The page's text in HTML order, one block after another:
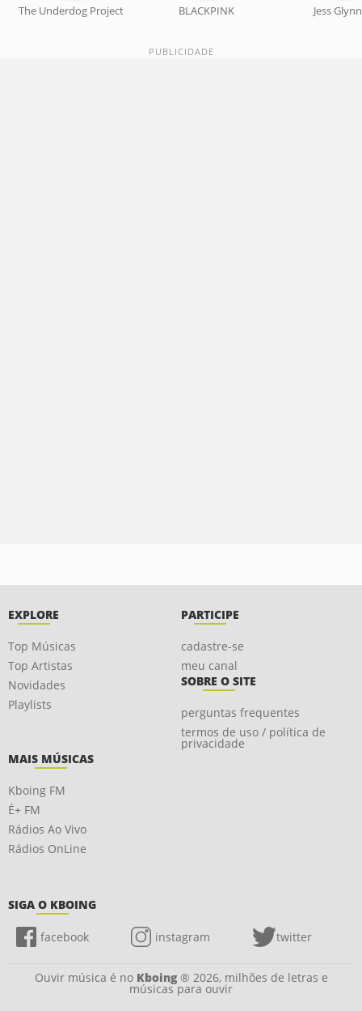
The Underdog Project BLACKPINK Jess
EXPLORE
Top Músicas
Top Artistas
Novidades
Playlists
PARTICIPE
cadastre-se
meu canal
SOBRE O SITE
perguntas frequentes
termos de uso / política de
privacidade
MAIS MÚSICAS
Kboing FM
É+ FM
Rádios Ao Vivo
Rádios OnLine
SIGA O KBOING
facebook instagram twitter
Ouvir música é no Kboing® 2026, milhões de letras e
músicas para ouvir